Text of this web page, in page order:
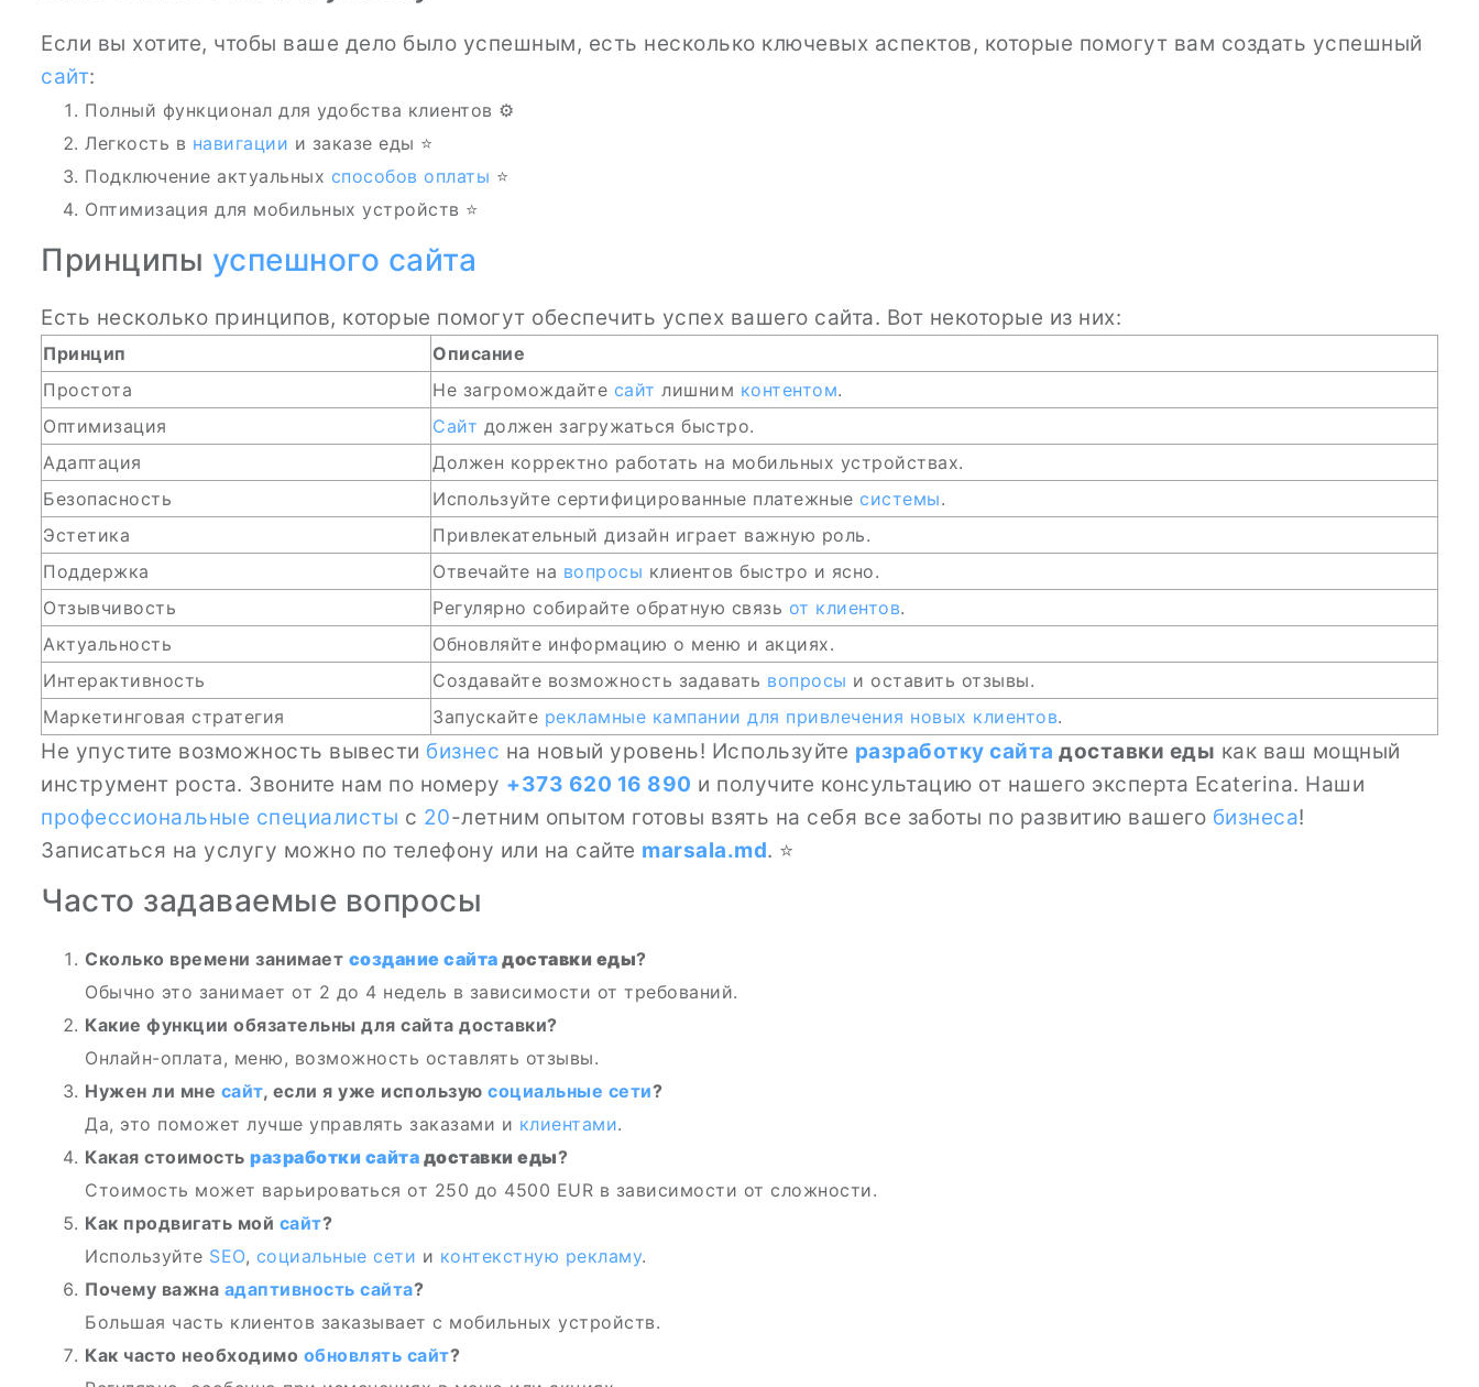
Если вы хотите, чтобы ваше дело было успешным, есть несколько ключевых аспектов, которые помогут вам создать успешный
сайт:
Полный функционал для удобства клиентов ⚙️
Легкость в навигации и заказе еды ⭐
Подключение актуальных способов оплаты ⭐
Оптимизация для мобильных устройств ⭐
Принципы успешного сайта
Есть несколько принципов, которые помогут обеспечить успех вашего сайта. Вот некоторые из них:
Принцип
Описание
Простота
Не загромождайте сайт лишним контентом.
Оптимизация
Сайт должен загружаться быстро.
Адаптация
Должен корректно работать на мобильных устройствах.
Безопасность
Используйте сертифицированные платежные системы.
Эстетика
Привлекательный дизайн играет важную роль.
Поддержка
Отвечайте на вопросы клиентов быстро и ясно.
Отзывчивость
Регулярно собирайте обратную связь от клиентов.
Актуальность
Обновляйте информацию о меню и акциях.
Интерактивность
Создавайте возможность задавать вопросы и оставить отзывы.
Маркетинговая стратегия
Запускайте рекламные кампании для привлечения новых клиентов.
Не упустите возможность вывести бизнес на новый уровень! Используйте разработку сайта доставки еды как ваш мощный
инструмент роста. Звоните нам по номеру +373 620 16 890 и получите консультацию от нашего эксперта Ecaterina. Наши
профессиональные специалисты с 20-летним опытом готовы взять на себя все заботы по развитию вашего бизнеса!
Записаться на услугу можно по телефону или на сайте marsala.md. ⭐
Часто задаваемые вопросы
Сколько времени занимает создание сайта доставки еды?
Обычно это занимает от 2 до 4 недель в зависимости от требований.
Какие функции обязательны для сайта доставки?
Онлайн-оплата, меню, возможность оставлять отзывы.
Нужен ли мне сайт, если я уже использую социальные сети?
Да, это поможет лучше управлять заказами и клиентами.
Какая стоимость разработки сайта доставки еды?
Стоимость может варьироваться от 250 до 4500 EUR в зависимости от сложности.
Как продвигать мой сайт?
Используйте SEO, социальные сети и контекстную рекламу.
Почему важна адаптивность сайта?
Большая часть клиентов заказывает с мобильных устройств.
Как часто необходимо обновлять сайт?